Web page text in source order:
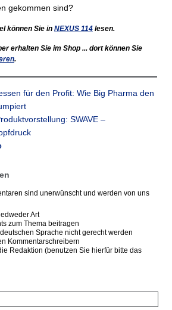
gekommen sind?
können Sie in NEXUS 114 lesen.
erhalten Sie im Shop ... dort können Sie
.
für den Profit: Wie Big Pharma den
SWAVE –
sind unerwünscht und werden von uns
Art
zum Thema beitragen
Sprache nicht gerecht werden
Kommentarschreibern
Redaktion (benutzen Sie hierfür bitte das